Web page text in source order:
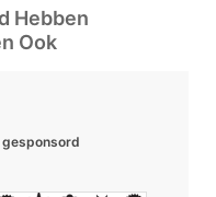
Hebben
Ook